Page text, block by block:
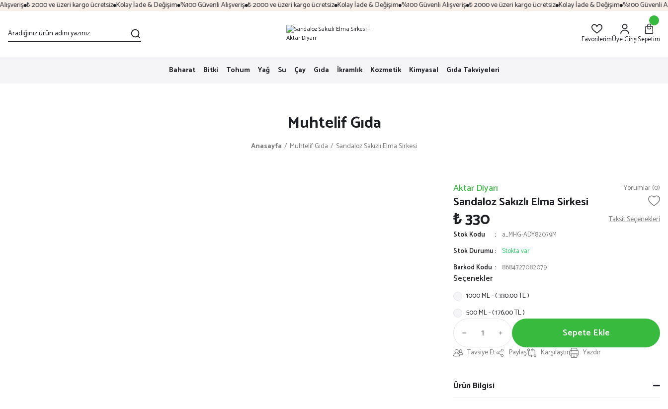
₺ 2000 ve üzeri kargo ücretsiz Kolay İade & Değişim %100 Güvenli Alışveriş ₺ 2000 ve üzeri kargo ücretsiz Kolay İade & Değişim %100 Güvenli Alışveriş ₺ 2000 ve üzeri kargo ücretsiz Kolay İade & Değişim %100 Güvenli
FavorilerimÜye GirişiSepetim
Baharat Bitki Tohum Yağ Su Çay Gıda İkramlık Kozmetik Kimyasal Gıda Takviyeleri
Muhtelif Gıda
Anasayfa Muhtelif Gıda Sandaloz Sakızlı Elma Sirkesi
Aktar Diyarı Yorumlar (0)
Sandaloz Sakızlı Elma Sirkesi
₺ 330 Taksit Seçenekleri
Stok Kodu
a_MHG-ADY82079M
Stok Durumu
Stokta var
Barkod Kodu
8684727082079
Seçenekler
1000 ML - ( 330,00 TL )
500 ML - ( 176,00 TL )
Sepete Ekle
Tavsiye Et Paylaş Karşılaştır Yazdır
Ürün Bilgisi